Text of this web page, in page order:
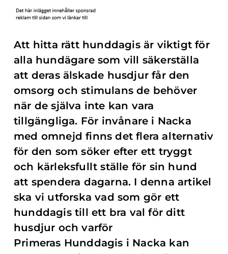
Att hitta rätt hunddagis är viktigt för
alla hundägare som vill säkerställa
att deras älskade husdjur får den
omsorg och stimulans de behöver
när de själva inte kan vara
tillgängliga. För invånare i Nacka
med omnejd finns det flera alternativ
för den som söker efter ett tryggt
och kärleksfullt ställe för sin hund
att spendera dagarna. I denna artikel
ska vi utforska vad som gör ett
hunddagis till ett bra val för ditt
husdjur och varför
Primeras Hunddagis i Nacka kan